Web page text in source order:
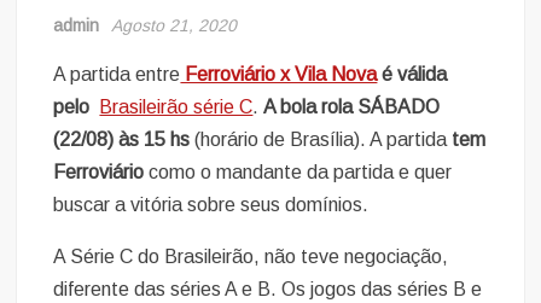
admin Agosto 21, 2020
A partida entre Ferroviário x Vila Novaé válida
pelo
Brasileirão série C.A bola rola SÁBADO
(22/08) às 15 hs(horário de Brasília). A partida tem
Ferroviáriocomo o mandante da partida e quer
buscar a vitória sobre seus domínios.
A Série C do Brasileirão, não teve negociação,
diferente das séries A e B. Os jogos das séries B e